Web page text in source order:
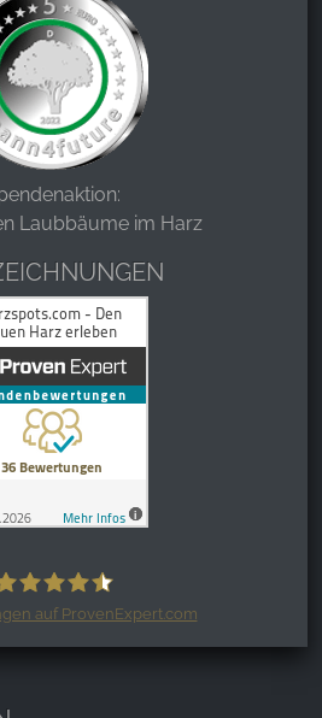
Laubbäume im Harz
auf ProvenExpert.com